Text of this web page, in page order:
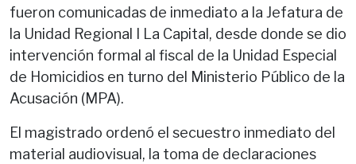
fueron comunicadas de inmediato a la Jefatura de
la Unidad Regional I La Capital, desde donde se dio
intervención formal al fiscal de la Unidad Especial
de Homicidios en turno del Ministerio Público de la
Acusación (MPA).
El magistrado ordenó el secuestro inmediato del
material audiovisual, la toma de declaraciones